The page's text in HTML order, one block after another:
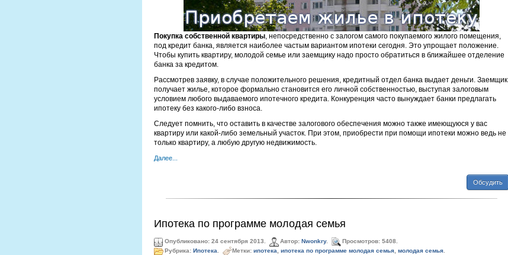
Покупка собственной квартиры, непосредственно с залогом самого покупаемого жилого помещения,
под кредит банка, является наиболее частым вариантом ипотеки сегодня. Это упрощает положение.
Чтобы купить квартиру, молодой семье или заемщику надо просто обратиться в ближайшее отделение
банка за кредитом.
Рассмотрев заявку, в случае положительного решения, кредитный отдел банка выдает деньги. Заемщик
получает жилье, которое формально становится его личной собственностью, выступая залоговым
условием любого выдаваемого ипотечного кредита. Конкуренция часто вынуждает банки предлагать
ипотеку без какого-либо взноса.
Следует помнить, что оставить в качестве залогового обеспечения можно также имеющуюся у вас
квартиру или какой-либо земельный участок. При этом, приобрести при помощи ипотеки можно ведь не
только квартиру, а любую другую недвижимость.
Далее...
Обсудить
Ипотека по программе молодая семья
Опубликовано: 24 сентября 2013. Автор: Nwonkry.
Просмотров: 5408.
Рубрика: Ипотека Метки: ипотека ипотека по программе молодая семья, молодая семья.